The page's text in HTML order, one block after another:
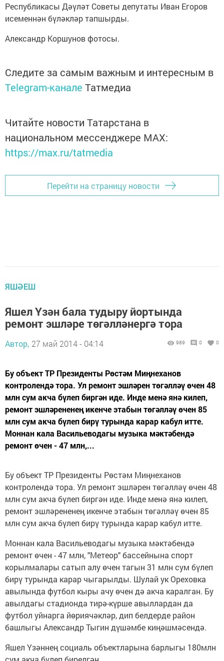
Республикасы Дәүләт Советы депутаты Иван Егоров
исеменнән бүләкләр тапшырды.
Александр Коршунов фотосы.
Следите за самым важным и интересным в
Telegram-канале Татмедиа
Читайте новости Татарстана в
национальном мессенджере MАХ:
https://max.ru/tatmedia
Перейти на страницу новости
ЯШӘЕШ
Яшел Үзән бала тудыру йортында
ремонт эшләре төгәлләнергә тора
Автор, 27 май 2014 - 04:14 989 0 0
Бу объект ТР Президенты Рөстәм Миңнеханов
контролендә тора. Ул ремонт эшләрен төгәлләү өчен 48
млн сум акча бүлеп биргән иде. Инде менә янә килеп,
ремонт эшләрененең икенче этабын төгәлләү өчен 85
млн сум акча бүлеп бирү турында карар кабул итте.
Моннан кала Васильеводагы музыка мәктәбендә
ремонт өчен - 47 млн,...
Бу объект ТР Президенты Рөстәм Миңнеханов
контролендә тора. Ул ремонт эшләрен төгәлләү өчен 48
млн сум акча бүлеп биргән иде. Инде менә янә килеп,
ремонт эшләрененең икенче этабын төгәлләү өчен 85
млн сум акча бүлеп бирү турында карар кабул итте.
Моннан кала Васильеводагы музыка мәктәбендә
ремонт өчен - 47 млн, "Метеор" бассейнына спорт
корылмалары сатып алу өчен тагын 31 млн сум бүлеп
бирү турында карар чыгарылды. Шулай ук Ореховка
авылында футбол кыры ачу өчен дә акча каралган. Бу
авылдагы стадионда тирә-күрше авыллардан да
футбол уйнарга йөриячәкләр, дип белдерде район
башлыгы Александр Тыгин дүшәмбе киңәшмәсендә.
Яшел Үзәннең социаль объектларына барлыгы 180млн